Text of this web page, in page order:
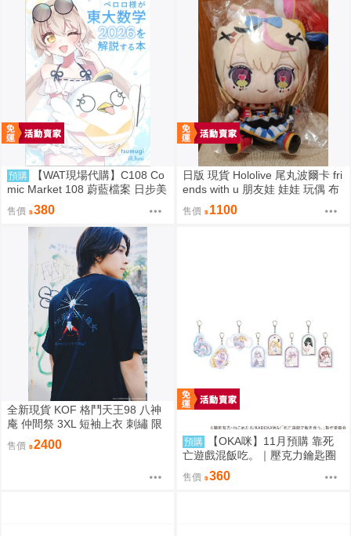
預購
【WAT現場代購】C108 Co
mic Market 108 蔚藍檔案 日步美
ペロロ様が東大数学2026を解説
する本
售價 380
日版 現貨 Hololive 尾丸波爾卡 fri
ends with u 朋友娃 娃娃 玩偶 布
偶 座長 尾丸ポルカ
售價 1100
全新現貨 KOF 格鬥天王98 八神
庵 仲間祭 3XL 短袖上衣 刺繡 限
定聯名
售價 2400 預購
【OKA咪】11月預購 靠死
亡遊戲混飯吃。｜壓克力鑰匙圈
02/盲抽(8種)(官方&新繪插畫) 隨
機一款
售價 360